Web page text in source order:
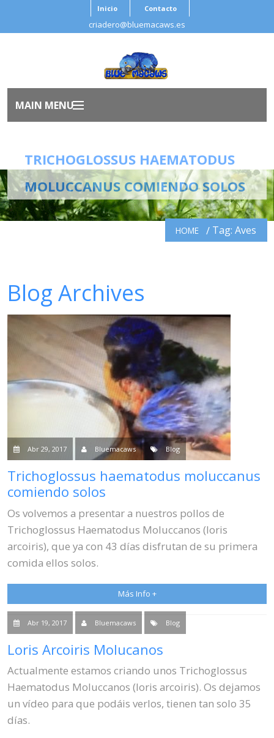
Inicio Contacto
criadero@bluemacaws.es
MAIN MENU
Nosotros
Aves
Venta
Contacto
Blog
TRICHOGLOSSUS HAEMATODUS
MOLUCCANUS COMIENDO SOLOS
HOME Tag: Aves
Blog Archives
Abr 29, 2017 Bluemacaws Blog
Trichoglossus haematodus moluccanus
comiendo solos
Os volvemos a presentar a nuestros pollos de
Trichoglossus Haematodus Moluccanos (loris
arcoiris), que ya con 43 días disfrutan de su primera
comida ellos solos.
Más Info +
Abr 19, 2017 Bluemacaws Blog
Loris Arcoiris Molucanos
Actualmente estamos criando unos Trichoglossus
Haematodus Moluccanos (loris arcoiris). Os dejamos
un vídeo para que podáis verlos, tienen tan solo 35
días.